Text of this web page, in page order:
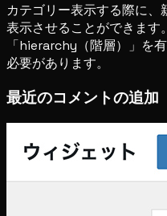
カテゴリー表示する際に
表示させることができます
「hierarchy（階層）」を
必要があります。
最近のコメントの追加